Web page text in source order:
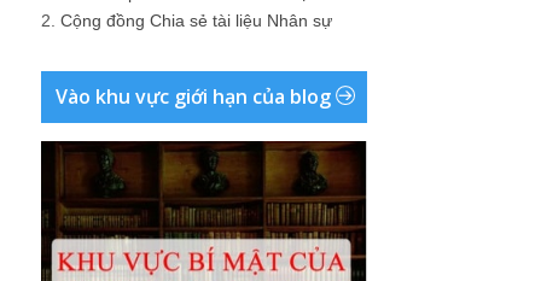
2. Cộng đồng Chia sẻ tài liệu Nhân sự
Vào khu vực giới hạn của blog